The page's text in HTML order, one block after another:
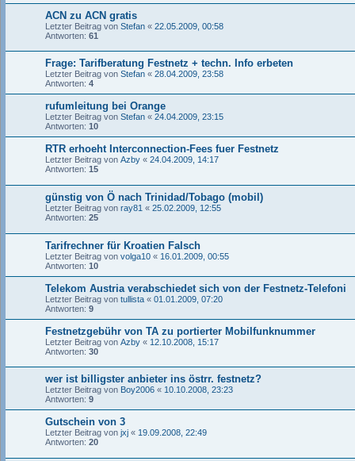
ACN zu ACN gratis
Letzter Beitrag von Stefan « 22.05.2009, 00:58
Antworten: 61
Frage: Tarifberatung Festnetz + techn. Info erbeten
Letzter Beitrag von Stefan « 28.04.2009, 23:58
Antworten: 4
rufumleitung bei Orange
Letzter Beitrag von Stefan « 24.04.2009, 23:15
Antworten: 10
RTR erhoeht Interconnection-Fees fuer Festnetz
Letzter Beitrag von Azby « 24.04.2009, 14:17
Antworten: 15
günstig von Ö nach Trinidad/Tobago (mobil)
Letzter Beitrag von ray81 « 25.02.2009, 12:55
Antworten: 25
Tarifrechner für Kroatien Falsch
Letzter Beitrag von volga10 « 16.01.2009, 00:55
Antworten: 10
Telekom Austria verabschiedet sich von der Festnetz-Telefoni
Letzter Beitrag von tullista « 01.01.2009, 07:20
Antworten: 9
Festnetzgebühr von TA zu portierter Mobilfunknummer
Letzter Beitrag von Azby « 12.10.2008, 15:17
Antworten: 30
wer ist billigster anbieter ins östrr. festnetz?
Letzter Beitrag von Boy2006 « 10.10.2008, 23:23
Antworten: 9
Gutschein von 3
Letzter Beitrag von jxj « 19.09.2008, 22:49
Antworten: 20